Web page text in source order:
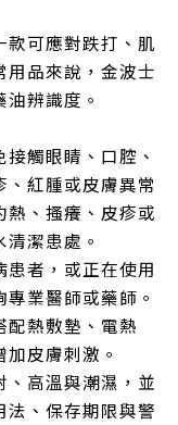
可應對跌打、肌
用品來說，金波士
辨識度。
觸眼睛、口腔、
紅腫或皮膚異常
、搔癢、皮疹或
潔患處。
者，或正在使用
業醫師或藥師。
配熱敷墊、電熱
皮膚刺激。
高溫與潮濕，並
法、保存期限與警